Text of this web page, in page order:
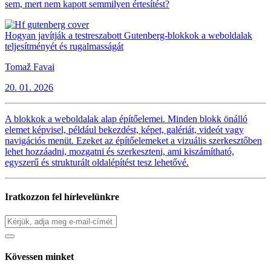
sem, mert nem kapott semmilyen értesítést?
Hogyan javítják a testreszabott Gutenberg-blokkok a weboldalak
teljesítményét és rugalmasságát
Tomaž Favai
20. 01. 2026
A blokkok a weboldalak alap építőelemei. Minden blokk önálló
elemet képvisel, például bekezdést, képet, galériát, videót vagy
navigációs menüt. Ezeket az építőelemeket a vizuális szerkesztőben
lehet hozzáadni, mozgatni és szerkeszteni, ami kiszámítható,
egyszerű és strukturált oldalépítést tesz lehetővé.
Iratkozzon fel hírlevelünkre
Kövessen minket